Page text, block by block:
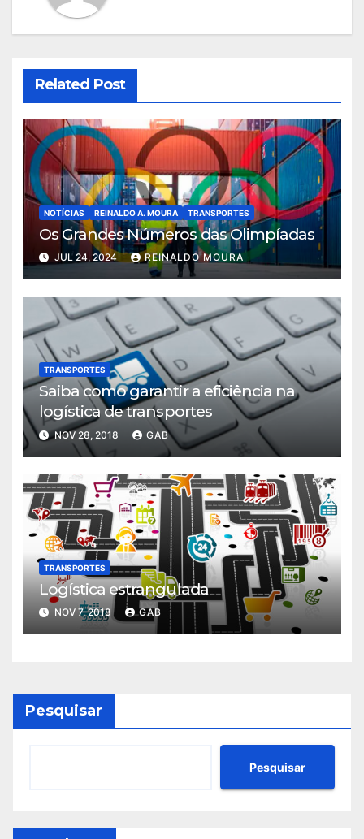
Related Post
NOTÍCIAS REINALDO A. MOURA TRANSPORTES
Os Grandes Números das Olimpíadas
JUL 24, 2024 REINALDO MOURA
TRANSPORTES
Saiba como garantir a eficiência na
logística de transportes
NOV 28, 2018 GAB
TRANSPORTES
Logística estrangulada
NOV 7, 2018 GAB
Pesquisar
Pesquisar